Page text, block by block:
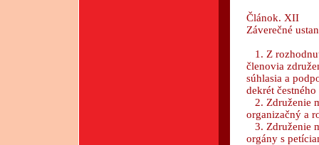
Článok. XII
Záverečné
1. Z
členovia
súhlasia a
dekrét
2. Združenie
organizačný a
3. Združenie
orgány s